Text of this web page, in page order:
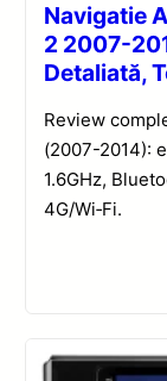
Navigatie
2 2007-
Detaliată,
Review
(2007-2014):
1.6GHz,
4G/Wi‑Fi.